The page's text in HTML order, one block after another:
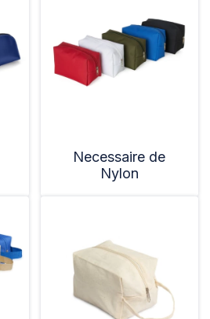
Necessaire de
Nylon